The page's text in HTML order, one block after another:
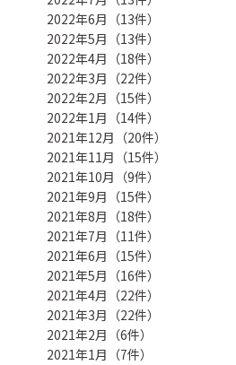
2022年6月（13件）
2022年5月（13件）
2022年4月（18件）
2022年3月（22件）
2022年2月（15件）
2022年1月（14件）
2021年12月（20件）
2021年11月（15件）
2021年10月（9件）
2021年9月（15件）
2021年8月（18件）
2021年7月（11件）
2021年6月（15件）
2021年5月（16件）
2021年4月（22件）
2021年3月（22件）
2021年2月（6件）
2021年1月（7件）